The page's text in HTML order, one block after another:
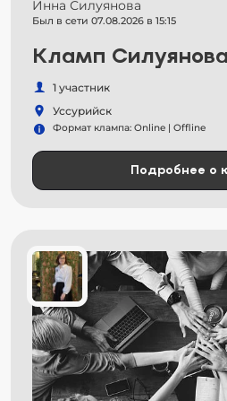
Инна Силуянова
Был в сети 07.08.2026 в 15:15
Кламп
1 участник
Уссурийск
Формат клампа: Online | Offline
Подробнее о